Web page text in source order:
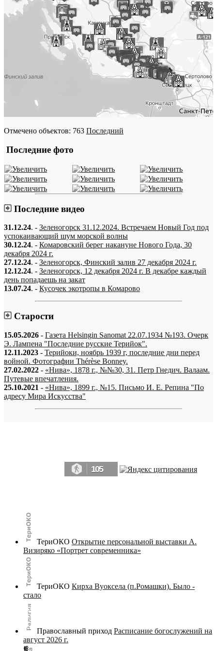
Отмечено объектов: 763 Последний
Последние фото
Последние видео
31.12.24. - Зеленогорск 31.12.2024. Встречаем Новый Год под
успокаивающий шум морской волны
30.12.24. - Комаровский берег накануне Нового Года, 30
декабря 2024 г.
27.12.24. - Зеленогорск, Финский залив 27 декабря 2024 г.
12.12.24. - Зеленогорск, 12 декабря 2024 г. В декабре каждый
день попадаешь на закат
13.07.24. - Кусочек экотропы в Комарово
Старости
15.05.2026 - Газета Helsingin Sanomat 22.07.1934 №193. Очерк
Э. Лампена "Последние русские Терийок".
12.11.2023 - Терийоки, ноябрь 1939 г, последние дни перед
войной. Фотографии Thérèse Bonney.
27.02.2022 - «Нива», 1878 г., №№30, 31. Петр Гнедич. Валаам.
Путевые впечатления.
25.10.2021 - «Нива», 1899 г., №15. Письмо И. Е. Репина "По
адресу Мира Искусства"
105
ТериОКО Открытие персональной выставки А.
Визиряко «Портрет современника»
ТериОКО Кирха Вуоксела (п.Ромашки). Было -
стало
Православный приход Расписание богослужений на
август 2026 г.